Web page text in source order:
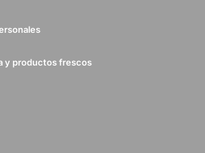
y productos frescos